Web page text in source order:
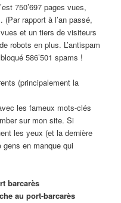
750’697 pages vues,
(Par rapport à l’an passé,
et un tiers de visiteurs
robots en plus. L’antispam
586’501 spams !
(principalement la
les fameux mots-clés
sur mon site. Si
les yeux (et la dernière
en manque qui
barcarès
au port-barcarès